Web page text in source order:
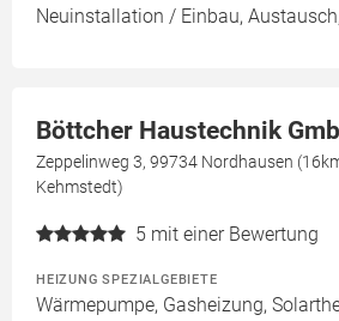
Neuinstallation / Einbau,
Böttcher Haustechnik
Zeppelinweg 3, 99734 Nordhausen
Kehmstedt)
5 mit einer Bewertung
HEIZUNG SPEZIALGEBIETE
Wärmepumpe, Gasheizung,